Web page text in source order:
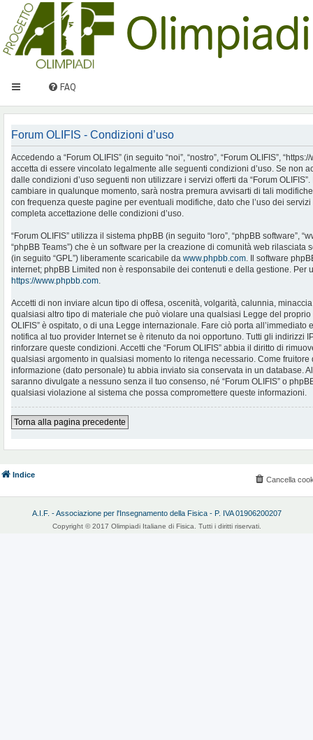
FAQ
Forum OLIFIS - Condizioni d’uso
Accedendo a “Forum OLIFIS” (in seguito “noi”, “nostro”, “Forum OLIFIS”,
accetta di essere vincolato legalmente alle seguenti condizioni d’uso. Se non
dalle condizioni d’uso seguenti non utilizzare i servizi offerti da “Forum
cambiare in qualunque momento, sarà nostra premura avvisarti di tali
con frequenza queste pagine per eventuali modifiche, dato che l’uso dei servizi
completa accettazione delle condizioni d’uso.
“Forum OLIFIS” utilizza il sistema phpBB (in seguito “loro”, “phpBB software”,
“phpBB Teams”) che è un software per la creazione di comunità web rilasciata
(in seguito “GPL”) liberamente scaricabile da www.phpbb.com. Il software
internet; phpBB Limited non è responsabile dei contenuti e della gestione. Per
https://www.phpbb.com.
Accetti di non inviare alcun tipo di offesa, oscenità, volgarità, calunnia,
qualsiasi altro tipo di materiale che può violare una qualsiasi Legge del proprio
OLIFIS” è ospitato, o di una Legge internazionale. Fare ciò porta
notifica al tuo provider Internet se è ritenuto da noi opportuno. Tutti gli indirizzi
rinforzare queste condizioni. Accetti che “Forum OLIFIS” abbia il diritto di
qualsiasi argomento in qualsiasi momento lo ritenga necessario. Come
informazione (dato personale) tu abbia inviato sia conservata in un database.
saranno divulgate a nessuno senza il tuo consenso, né “Forum OLIFIS” o
qualsiasi violazione al sistema che possa compromettere queste informazioni.
Torna alla pagina precedente
Indice
Cancella
A.I.F. - Associazione per l'Insegnamento della Fisica - P. IVA 01906200207
Copyright © 2017 Olimpiadi Italiane di Fisica. Tutti i diritti riservati.